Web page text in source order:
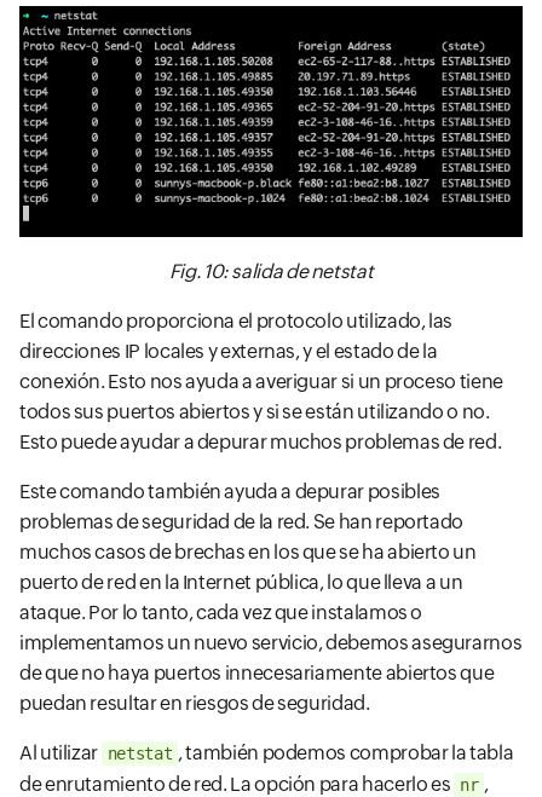
Fig. 10: salida de netstat
El comando proporciona el protocolo utilizado, las
direcciones IP locales y externas, y el estado de la
conexión. Esto nos ayuda a averiguar si un proceso tiene
todos sus puertos abiertos y si se están utilizando o no.
Esto puede ayudar a depurar muchos problemas de red.
Este comando también ayuda a depurar posibles
problemas de seguridad de la red. Se han reportado
muchos casos de brechas en los que se ha abierto un
puerto de red en la Internet pública, lo que lleva a un
ataque. Por lo tanto, cada vez que instalamos o
implementamos un nuevo servicio, debemos asegurarnos
de que no haya puertos innecesariamente abiertos que
puedan resultar en riesgos de seguridad.
Al utilizar netstat , también podemos comprobar la tabla
de enrutamiento de red. La opción para hacerlo es nr ,